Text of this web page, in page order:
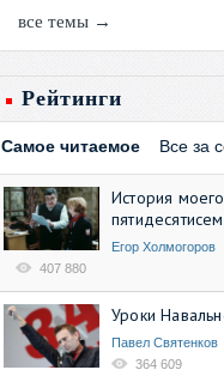
все темы →
Рейтинги
Самое читаемое Все за
История моего
Егор Холмогоров
407 880
Уроки
Павел Святенков
364 609